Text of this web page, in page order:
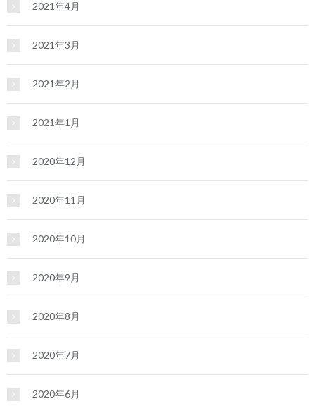
2021年4月
2021年3月
2021年2月
2021年1月
2020年12月
2020年11月
2020年10月
2020年9月
2020年8月
2020年7月
2020年6月